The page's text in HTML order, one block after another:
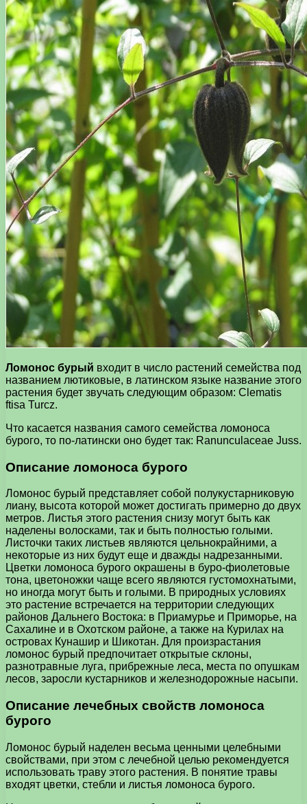
Ломонос бурый входит в число растений семейства под
названием лютиковые, в латинском языке название этого
растения будет звучать следующим образом: Clematis
ftisa Turcz.
Что касается названия самого семейства ломоноса
бурого, то по-латински оно будет так: Ranunculaceae Juss.
Описание ломоноса бурого
Ломонос бурый представляет собой полукустарниковую
лиану, высота которой может достигать примерно до двух
метров. Листья этого растения снизу могут быть как
наделены волосками, так и быть полностью голыми.
Листочки таких листьев являются цельнокрайними, а
некоторые из них будут еще и дважды надрезанными.
Цветки ломоноса бурого окрашены в буро-фиолетовые
тона, цветоножки чаще всего являются густомохнатыми,
но иногда могут быть и голыми. В природных условиях
это растение встречается на территории следующих
районов Дальнего Востока: в Приамурье и Приморье, на
Сахалине и в Охотском районе, а также на Курилах на
островах Кунашир и Шикотан. Для произрастания
ломонос бурый предпочитает открытые склоны,
разнотравные луга, прибрежные леса, места по опушкам
лесов, заросли кустарников и железнодорожные насыпи.
Описание лечебных свойств ломоноса
бурого
Ломонос бурый наделен весьма ценными целебными
свойствами, при этом с лечебной целью рекомендуется
использовать траву этого растения. В понятие травы
входят цветки, стебли и листья ломоноса бурого.